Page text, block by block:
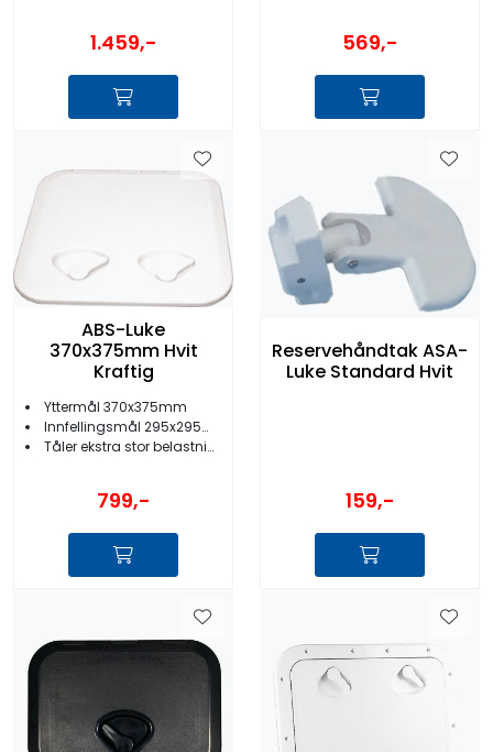
1.459,- 569,-
ABS-Luke
370x375mm Hvit
Kraftig
Yttermål 370x375mm
Innfellingsmål 295x295mm
Tåler ekstra stor belastning
799,-
Reservehåndtak ASA-
Luke Standard Hvit
159,-